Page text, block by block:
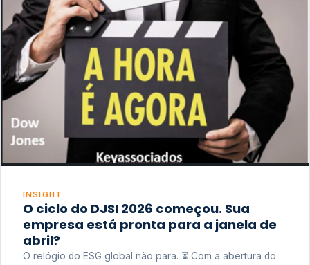
INSIGHT
O ciclo do DJSI 2026 começou. Sua
empresa está pronta para a janela de
abril?
O relógio do ESG global não para. ⏳ Com a abertura do